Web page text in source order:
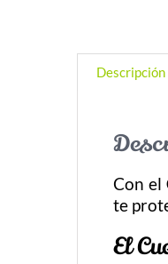
Descripción
Con el
te
El